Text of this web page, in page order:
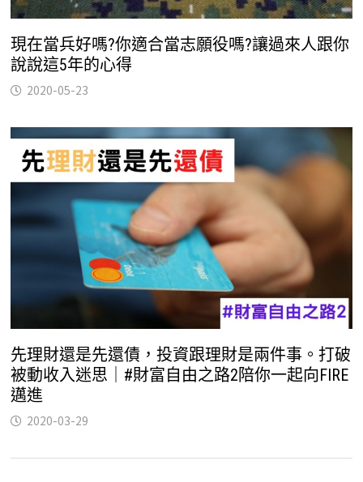
現在當兵好嗎?你適合當志願役嗎?讓過來人跟你
說說這5年的心得
2020-05-23
先理財還是先還債，投資跟理財是兩件事。打破
被動收入迷思｜#財富自由之路2陪你一起向FIRE
邁進
2020-03-29